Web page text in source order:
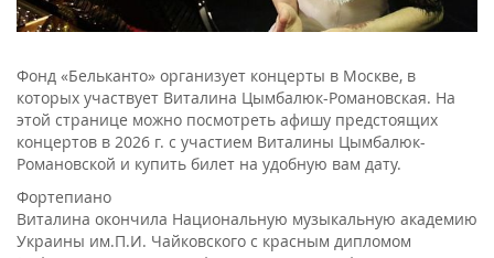
Фонд «Бельканто» организует концерты в Москве, в
которых участвует Виталина Цымбалюк-Романовская. На
этой странице можно посмотреть афишу предстоящих
концертов в 2026 г. с участием Виталины Цымбалюк-
Романовской и купить билет на удобную вам дату.
Фортепиано
Виталина окончила Национальную музыкальную академию
Украины им.П.И. Чайковского с красным дипломом